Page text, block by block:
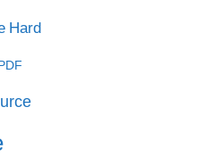
Hard